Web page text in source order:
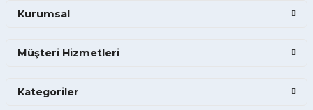
Kurumsal
Müşteri Hizmetleri
Kategoriler